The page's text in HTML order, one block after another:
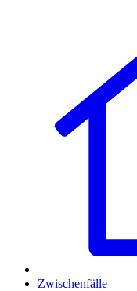
Zwischenfälle